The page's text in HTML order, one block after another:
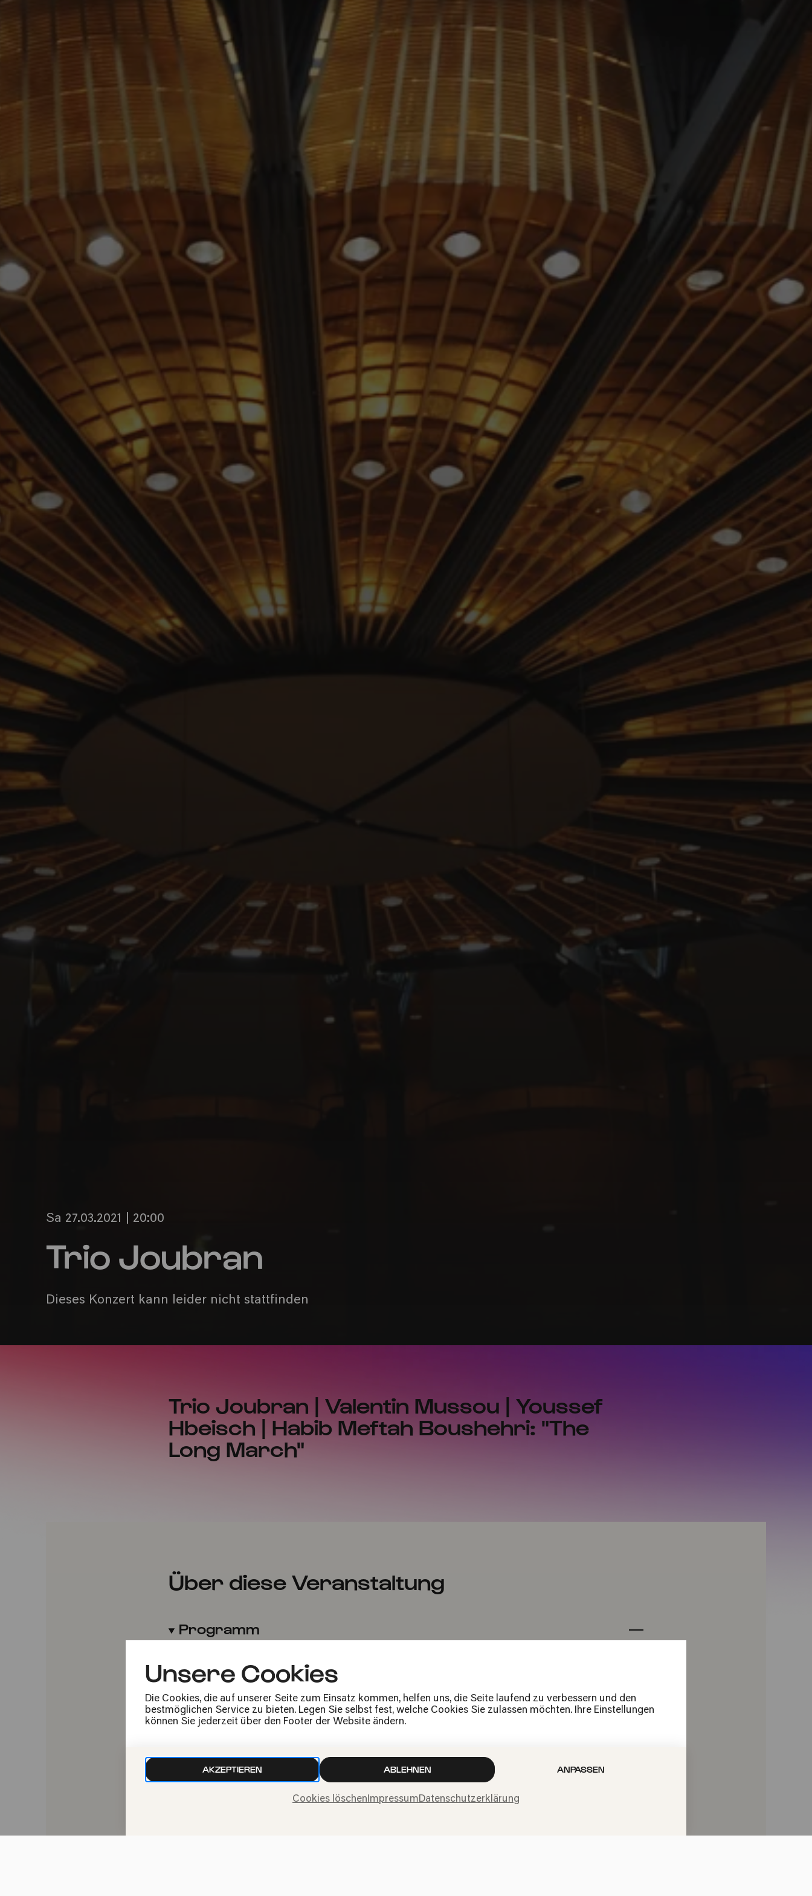
Unsere Cookies
Die Cookies, die auf unserer Seite zum Einsatz kommen, helfen uns, die Seite laufend zu verbessern und den
bestmöglichen Service zu bieten. Legen Sie selbst fest, welche Cookies Sie zulassen möchten. Ihre Einstellungen
können Sie jederzeit über den Footer der Website ändern.
AKZEPTIEREN ABLEHNEN ANPASSEN
Cookies löschen ImpressumDatenschutzerklärung
ABGESAGT
Sa 27.03.2021 | 20:00
Trio Joubran
Dieses Konzert kann leider nicht stattfinden
Trio Joubran | Valentin Mussou | Youssef
Hbeisch | Habib Meftah Boushehri: "The
Long March"
Über diese Veranstaltung
Programm
"The Long March"
Mitwirkende
Trio Joubran